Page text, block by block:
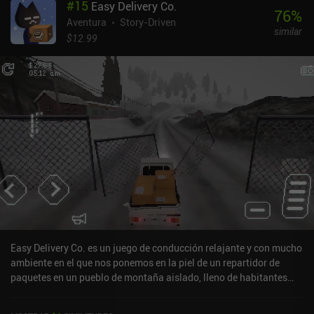
apocalíptico. Hay un total de cinco capítulos, cada uno de los
cuales termina con un excelente cliffhanger. Como en la mayoría
de las aventuras gráficas, algunos de los puzles son bastante
general, excelente, al igual que la banda sonora. Los controles
táctiles están bien, pero no son perfectos, y cabe destacar que la
versión para Android requiere desactivar los controles gestuales
del teléfono para que aparezca constantemente el botón "atrás".
Por suerte, hay compatibilidad total con mandos. El primer
capítulo de Life is Strange es gratuito, y los cuatro restantes se
desbloquean mediante un único iAP de 8,99 $. Es un juego
imprescindible para los amantes de los juegos con historia, ya que
es raro encontrar un juego en el que el drama y la jugabilidad estén
tan bien entrelazados, y en el que el elemento del viaje en el tiempo
forme parte de la historia en lugar de ser un mero truco.
#15 Easy Delivery Co.
Aventura
Story-Driven
$12.99
76%
similar
Easy Delivery Co. es un juego de conducción relajante y con mucho
ambiente en el que nos ponemos en la piel de un repartidor de
paquetes en un pueblo de montaña aislado, lleno de habitantes